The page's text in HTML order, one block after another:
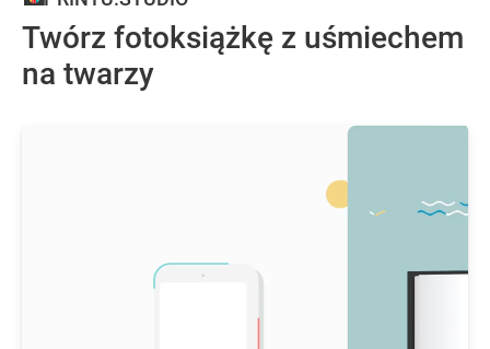
Twórz fotoksiążkę z uśmiechem
na twarzy